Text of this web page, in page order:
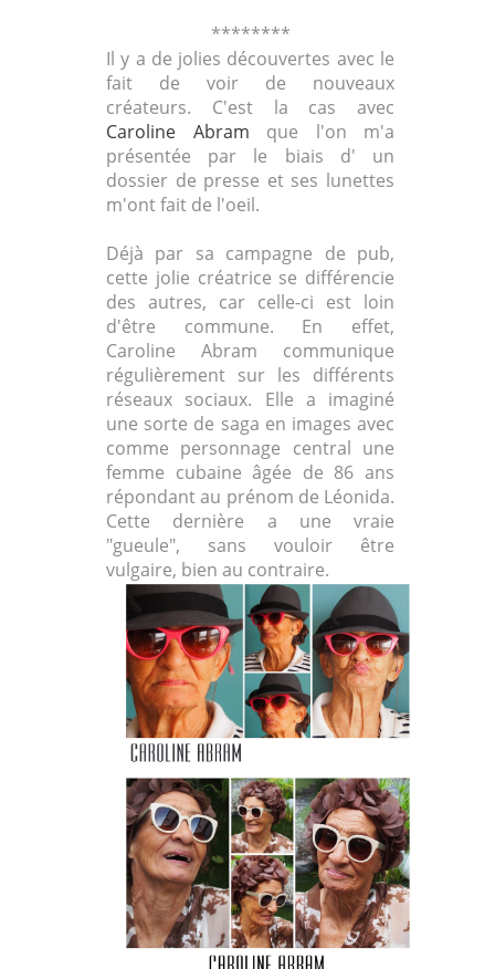
********
Il y a de jolies découvertes avec le
fait de voir de nouveaux
créateurs. C'est la cas avec
Caroline Abram que l'on m'a
présentée par le biais d' un
dossier de presse et ses lunettes
m'ont fait de l'oeil.
Déjà par sa campagne de pub,
cette jolie créatrice se différencie
des autres, car celle-ci est loin
d'être commune. En effet,
Caroline Abram communique
régulièrement sur les différents
réseaux sociaux. Elle a imaginé
une sorte de saga en images avec
comme personnage central une
femme cubaine âgée de 86 ans
répondant au prénom de Léonida.
Cette dernière a une vraie
"gueule", sans vouloir être
vulgaire, bien au contraire.